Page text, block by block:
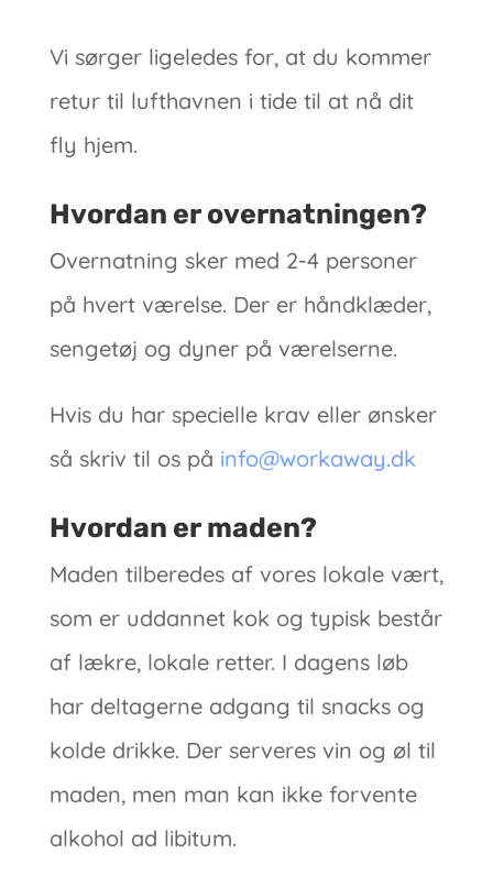
Vi sørger ligeledes for, at du kommer
retur til lufthavnen i tide til at nå dit
fly hjem.
Hvordan er overnatningen?
Overnatning sker med 2-4 personer
på hvert værelse. Der er håndklæder,
sengetøj og dyner på værelserne.
Hvis du har specielle krav eller ønsker
så skriv til os på info@workaway.dk
Hvordan er maden?
Maden tilberedes af vores lokale vært,
som er uddannet kok og typisk består
af lækre, lokale retter. I dagens løb
har deltagerne adgang til snacks og
kolde drikke. Der serveres vin og øl til
maden, men man kan ikke forvente
alkohol ad libitum.